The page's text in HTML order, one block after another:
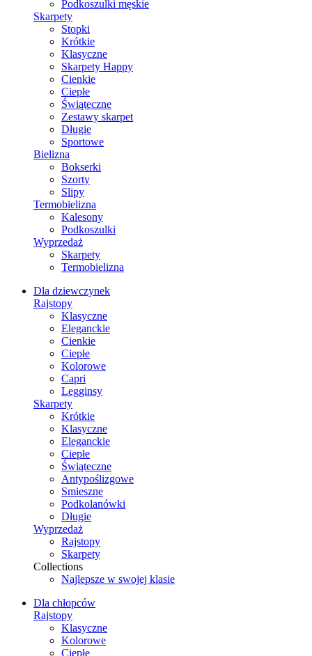
Podkoszulki męskie
Skarpety
Stopki
Krótkie
Klasyczne
Skarpety Happy
Cienkie
Ciepłe
Świąteczne
Zestawy skarpet
Długie
Sportowe
Bielizna
Bokserki
Szorty
Slipy
Termobielizna
Kalesony
Podkoszulki
Wyprzedaż
Skarpety
Termobielizna
Dla dziewczynek
Rajstopy
Klasyczne
Eleganckie
Cienkie
Ciepłe
Kolorowe
Capri
Legginsy
Skarpety
Krótkie
Klasyczne
Eleganckie
Ciepłe
Świąteczne
Antypoślizgowe
Smieszne
Podkolanówki
Długie
Wyprzedaż
Rajstopy
Skarpety
Collections
Najlepsze w swojej klasie
Dla chłopców
Rajstopy
Klasyczne
Kolorowe
Ciepłe